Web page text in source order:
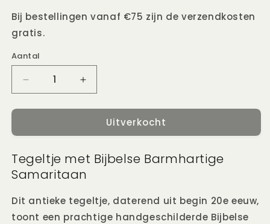
Bij bestellingen vanaf €75 zijn de verzendkosten
gratis.
Aantal
Aantal
Aantal
verlagen
voor
tegelbijbel
Aantal
verhogen
voor
Antieke
tegelbijbel
Uitverkocht
Tegeltje met Bijbelse Barmhartige
Samaritaan
Dit antieke tegeltje, daterend uit begin 20e eeuw,
toont een prachtige handgeschilderde Bijbelse